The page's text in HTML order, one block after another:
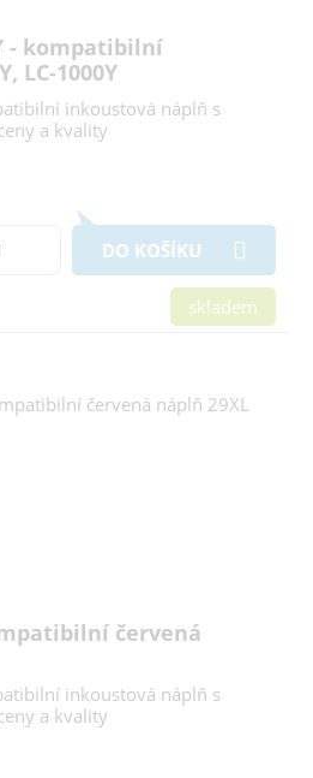
- kompatibilní
LC-1000Y
inkoustová náplň s
a kvality
DO KOŠÍKU
skladem
červená
inkoustová náplň s
a kvality